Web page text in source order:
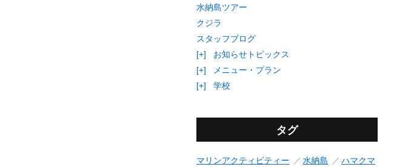
水納島ツアー
クジラ
スタッフブログ
[+]
お知らせトピックス
[+]
メニュー・プラン
[+]
学校
タグ
マリンアクティビティー 水納島
ハマクマ